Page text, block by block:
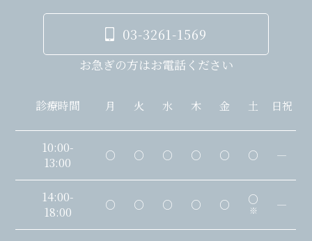
03-3261-1569
お急ぎの方はお電話ください
診療時間 月 火 水 木 金 土 日祝
10:00-
13:00
○ ○ ○ ○ ○ ○ ―
14:00-
18:00
○ ○ ○ ○ ○ ○
※ ―